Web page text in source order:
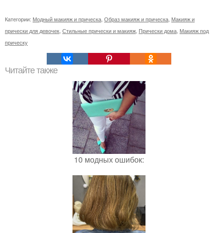
Категории: Модный макияж и прическа Образ макияж и прическа Макияж и
прически для девочек Стильные прически и макияж Прически дома Макияж под
прическу
Читайте также
10 модных ошибок: